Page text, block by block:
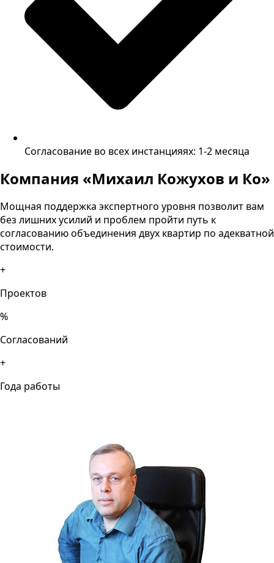
Согласование во всех инстанцияях: 1-2 месяца
Компания «Михаил Кожухов и Ко»
Мощная поддержка экспертного уровня позволит вам
без лишних усилий и проблем пройти путь к
согласованию объединения двух квартир по адекватной
стоимости.
+
Проектов
%
Согласований
+
Года работы